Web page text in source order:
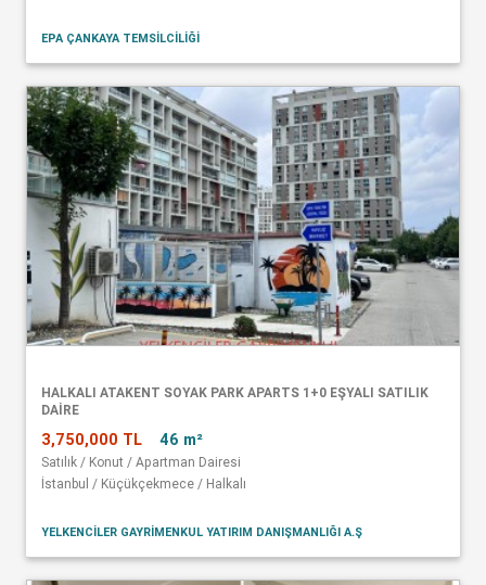
EPA ÇANKAYA TEMSİLCİLİĞİ
HALKALI ATAKENT SOYAK PARK APARTS 1+0 EŞYALI SATILIK
DAİRE
3,750,000 TL 46 m²
Satılık / Konut / Apartman Dairesi
İstanbul / Küçükçekmece / Halkalı
YELKENCİLER GAYRİMENKUL YATIRIM DANIŞMANLIĞI A.Ş